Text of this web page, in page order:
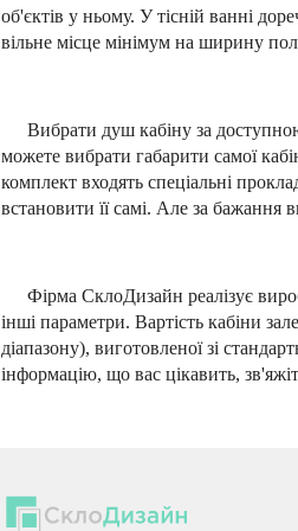
об'єктів у ньому. У тісній ванні
вільне місце мінімум на ширину
Вибрати душ кабіну за
можете вибрати габарити самої
комплект входять спеціальні
встановити її самі. Але за
Фірма СклоДизайн реалізує
інші параметри. Вартість кабіни
діапазону), виготовленої зі
інформацію, що вас цікавить,